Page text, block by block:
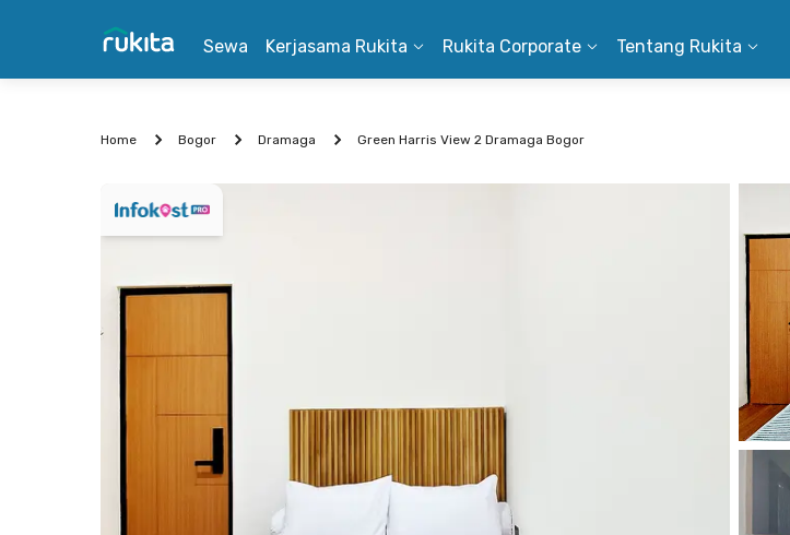
Sewa Kerjasama Rukita Rukita Corporate Tentang Rukita
Home Bogor Dramaga Green Harris View 2 Dramaga Bogor